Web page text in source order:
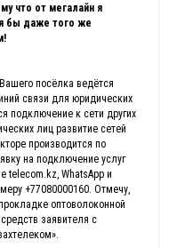
что от мегалайн я
бы даже того же
посёлка ведётся
связи для юридических
подключение к сети других
лиц развитие сетей
производится по
на подключение услуг
telecom.kz, WhatsApp и
+77080000160. Отмечу,
оптоволоконной
заявителя с